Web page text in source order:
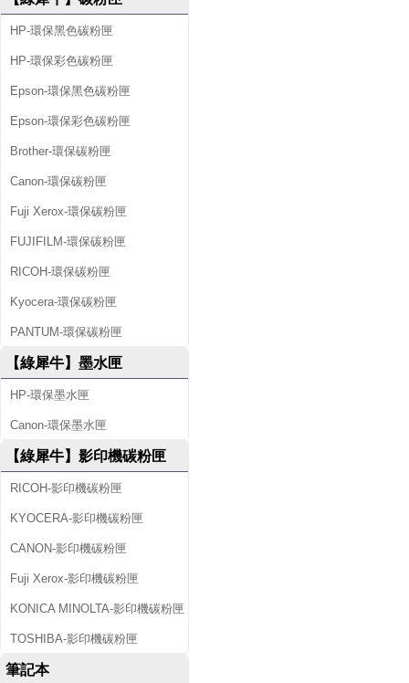
HP-環保黑色碳粉匣
HP-環保彩色碳粉匣
Epson-環保黑色碳粉匣
Epson-環保彩色碳粉匣
Brother-環保碳粉匣
Canon-環保碳粉匣
Fuji Xerox-環保碳粉匣
FUJIFILM-環保碳粉匣
RICOH-環保碳粉匣
Kyocera-環保碳粉匣
PANTUM-環保碳粉匣
【綠犀牛】墨水匣
HP-環保墨水匣
Canon-環保墨水匣
【綠犀牛】影印機碳粉匣
RICOH-影印機碳粉匣
KYOCERA-影印機碳粉匣
CANON-影印機碳粉匣
Fuji Xerox-影印機碳粉匣
KONICA MINOLTA-影印機碳粉匣
TOSHIBA-影印機碳粉匣
筆記本